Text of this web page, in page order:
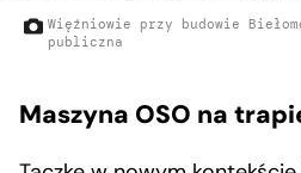
Więźniowie przy budowie
publiczna
Maszyna OSO na